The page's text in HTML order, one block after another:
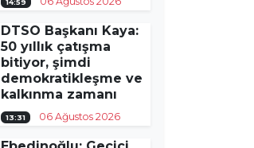
14:59
DTSO Başkanı Kaya:
50 yıllık çatışma
bitiyor, şimdi
demokratikleşme ve
kalkınma zamanı
13:31 06 Ağustos 2026